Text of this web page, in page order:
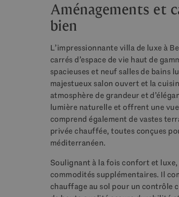
Aménagements et
bien
L’impressionnante villa de luxe à
carrés d’espace de vie haut de
spacieuses et neuf salles de bains
majestueux salon ouvert et la
atmosphère de grandeur et
lumière naturelle et offrent une
comprend également de vastes
privée chauffée, toutes conçues
méditerranéen.
Soulignant à la fois confort et
commodités supplémentaires. Il
chauffage au sol pour un contrôle